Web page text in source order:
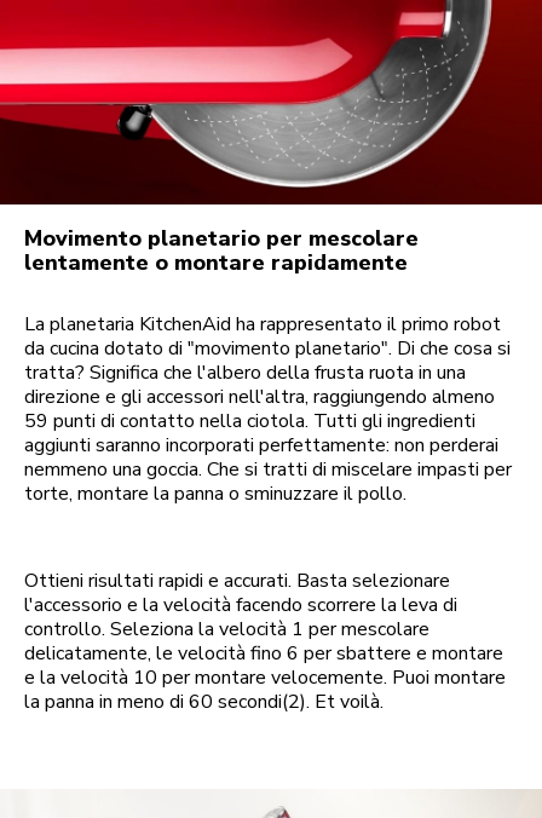
Movimento planetario per mescolare
lentamente o montare rapidamente
La planetaria KitchenAid ha rappresentato il primo robot
da cucina dotato di "movimento planetario". Di che cosa si
tratta? Significa che l'albero della frusta ruota in una
direzione e gli accessori nell'altra, raggiungendo almeno
59 punti di contatto nella ciotola. Tutti gli ingredienti
aggiunti saranno incorporati perfettamente: non perderai
nemmeno una goccia. Che si tratti di miscelare impasti per
torte, montare la panna o sminuzzare il pollo.
Ottieni risultati rapidi e accurati. Basta selezionare
l'accessorio e la velocità facendo scorrere la leva di
controllo. Seleziona la velocità 1 per mescolare
delicatamente, le velocità fino 6 per sbattere e montare
e la velocità 10 per montare velocemente. Puoi montare
la panna in meno di 60 secondi(2). Et voilà.